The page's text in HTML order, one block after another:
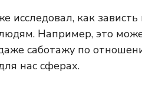
исследовал, как
Например, это
саботажу по
нас сферах.